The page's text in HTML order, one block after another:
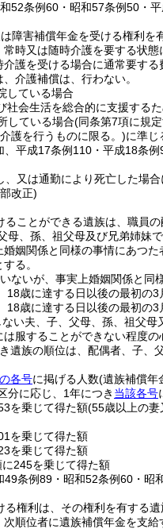
52条例60・昭和57条例50・
障害補償年金を受ける権利
時又は随時介護を要する状
護を受ける場合に通常要す
介護補償は、行わない。
している場合
社会生活を総合的に支援する
している場合(同条第7項に規
護を行うものに限る。)に準じ
、平成17条例110・平成18条
、又は通勤により死亡した場
改正)
ることができる遺族は、職員
母、孫、祖父母及び兄弟姉妹
姻関係と同様の事情にあつた
る。
ないが、事実上婚姻関係と同
18歳に達する日以後の最初の3
18歳に達する日以後の最初の
い夫、子、父母、孫、祖父母
服することができない程度の
遺族の順位は、配偶者、子、
各号に掲げる人数(遺族補償年
分に応じ、1年につき 当該各号
を乗じて得た額(55歳以上の妻
を乗じて得た額
を乗じて得た額
245を乗じて得た額
49条例89・昭和52条例60・昭
る権利は、その権利を有する遺
順位者に遺族補償年金を支給